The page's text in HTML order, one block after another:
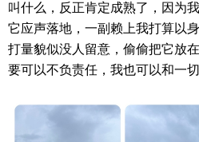
叫什么，反正肯定成熟了，因为
它应声落地，一副赖上我打算以
打量貌似没人留意，偷偷把它放
要可以不负责任，我也可以和一